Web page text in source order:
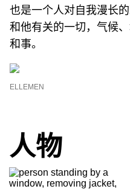
也是一个人对自我漫长
和他有关的一切，气候
和事。
ELLEMEN
人物